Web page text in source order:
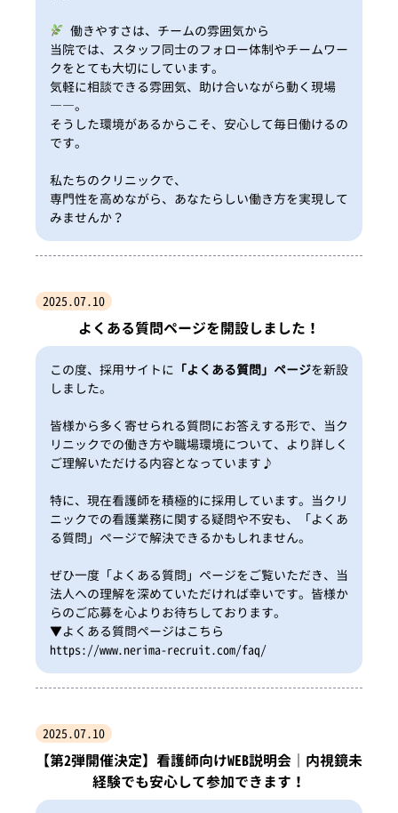
働きやすさは、チームの雰囲気から
当院では、スタッフ同士のフォロー体制やチームワー
クをとても大切にしています。
気軽に相談できる雰囲気、助け合いながら動く現場
――。
そうした環境があるからこそ、安心して毎日働けるの
です。
私たちのクリニックで、
専門性を高めながら、あなたらしい働き方を実現して
みませんか？
2025.07.10
よくある質問ページを開設しました！
この度、採用サイトに 「よくある質問」ページを新設
しました。
皆様から多く寄せられる質問にお答えする形で、当ク
リニックでの働き方や職場環境について、より詳しく
ご理解いただける内容となっています♪
特に、現在看護師を積極的に採用しています。当クリ
ニックでの看護業務に関する疑問や不安も、「よくあ
る質問」ページで解決できるかもしれません。
ぜひ一度「よくある質問」ページをご覧いただき、当
法人への理解を深めていただければ幸いです。皆様か
らのご応募を心よりお待ちしております。
▼よくある質問ページはこちら
https://www.nerima-recruit.com/faq/
2025.07.10
【第2弾開催決定】看護師向けWEB説明会｜内視鏡未
経験でも安心して参加できます！